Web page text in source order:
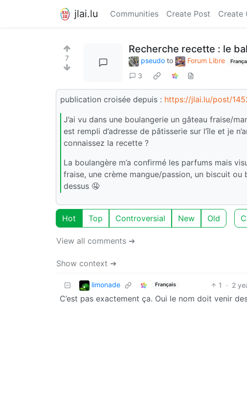
jlai.lu Communities Create Post Create
7
Recherche recette : le
pseudo to Forum Libre
3
publication croisée depuis : https://jlai.lu/post/
J’ai vu dans une boulangerie un gâteau fraise/
est rempli d’adresse de pâtisserie sur l’île et je
connaissez la recette ?
La boulangère m’a confirmé les parfums mais
fraise, une crème mangue/passion, un biscuit
dessus 🤤
Hot Top Controversial New Old
View all comments ➔
Show context ➔
limonade Français 1 · 2
C’est pas exactement ça. Oui le nom doit venir